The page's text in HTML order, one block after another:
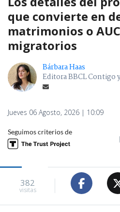
que convierte en
matrimonios o
migratorios
Bárbara Haas
Editora BBCL Contigo
Jueves 06 Agosto, 2026 | 10:09
Seguimos criterios de
382
visitas